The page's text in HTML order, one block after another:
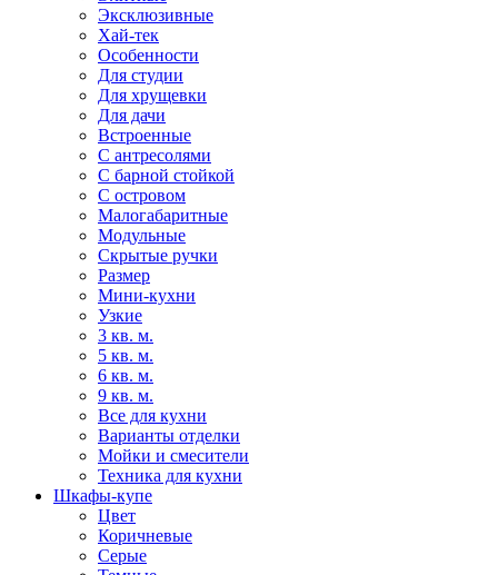
Эксклюзивные
Хай-тек
Особенности
Для студии
Для хрущевки
Для дачи
Встроенные
С антресолями
С барной стойкой
С островом
Малогабаритные
Модульные
Скрытые ручки
Размер
Мини-кухни
Узкие
3 кв. м.
5 кв. м.
6 кв. м.
9 кв. м.
Все для кухни
Варианты отделки
Мойки и смесители
Техника для кухни
Шкафы-купе
Цвет
Коричневые
Серые